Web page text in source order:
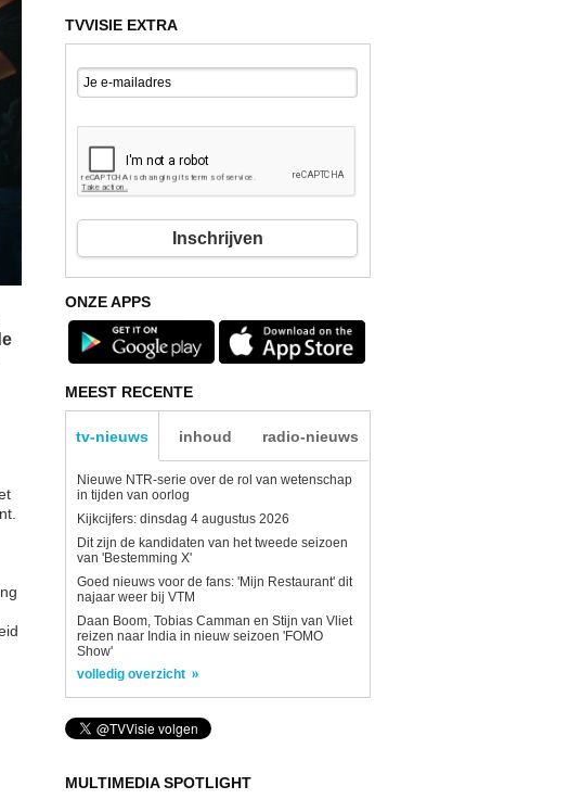
TVVISIE EXTRA
Inschrijven
ONZE APPS
MEEST RECENTE
tv-nieuws inhoud radio-nieuws
Nieuwe NTR-serie over de rol van wetenschap
in tijden van oorlog
Kijkcijfers: dinsdag 4 augustus 2026
Dit zijn de kandidaten van het tweede seizoen
van 'Bestemming X'
Goed nieuws voor de fans: 'Mijn Restaurant' dit
najaar weer bij VTM
Daan Boom, Tobias Camman en Stijn van Vliet
reizen naar India in nieuw seizoen 'FOMO
Show'
volledig overzicht
MULTIMEDIA SPOTLIGHT